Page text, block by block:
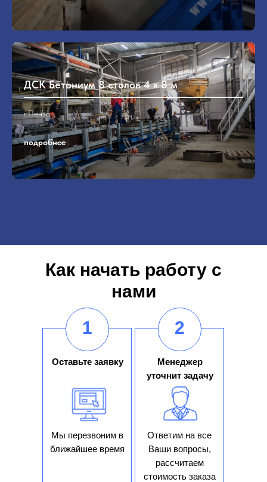
ДСК Бетониум 8 столов 4 х 8 м
г.Пенза
подробнее
Как начать работу с
нами
Оставьте заявку
Мы перезвоним в
ближайшее время
1
Менеджер
уточнит задачу
Ответим на все
Ваши вопросы,
рассчитаем
стоимость заказа
2